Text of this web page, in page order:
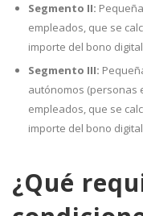
Segmento II:
empleados, que se
importe del bono
Segmento III:
autónomos (personas
empleados, que se
importe del bono digital
¿Qué